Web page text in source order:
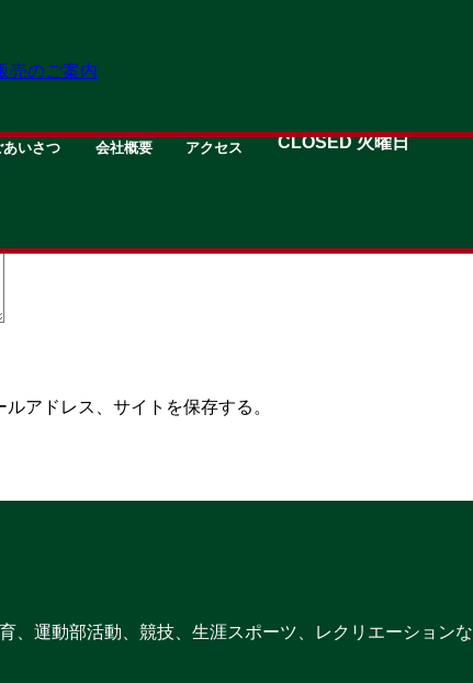
あいさつ 会社概要 アクセス
CLOSED 火曜日
売のご案内
アドレス、サイトを保存する。
、運動部活動、競技、生涯スポーツ、レクリエーション